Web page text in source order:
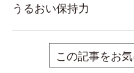
うるおい保持力
この記事をお